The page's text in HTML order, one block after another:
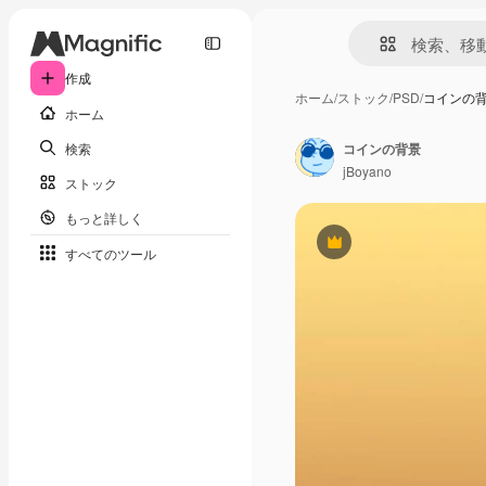
作成
ホーム
検索
ストック
もっと詳しく
すべてのツール
ホーム/ストック/PSD/コインの
Premium
コインの背景
jBoyano